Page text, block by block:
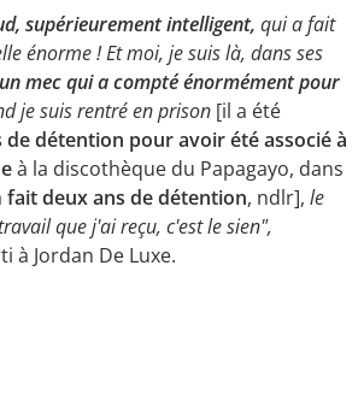
supérieurement intelligent, qui a fait
énorme ! Et moi, je suis là, dans ses
mec qui a compté énormément pour
je suis rentré en prison [il a été
de détention pour avoir été associé à
à la discothèque du Papagayo, dans
fait deux ans de détention, ndlr], le
que j'ai reçu, c'est le sien",
à Jordan De Luxe.